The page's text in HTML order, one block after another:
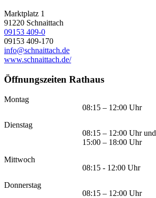
Marktplatz 1
91220 Schnaittach
09153 409-0
09153 409-170
info@schnaittach.de
www.schnaittach.de/
Öffnungszeiten Rathaus
Montag
08:15 – 12:00 Uhr
Dienstag
08:15 – 12:00 Uhr und
15:00 – 18:00 Uhr
Mittwoch
08:15 - 12:00 Uhr
Donnerstag
08:15 – 12:00 Uhr